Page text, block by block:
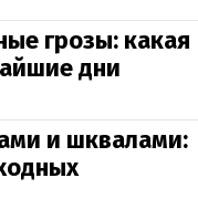
грозы: какая
дни
и шквалами: